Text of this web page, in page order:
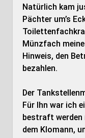
Natürlich kam
Pächter um’s
Münzfach
Hinweis, den
bezahlen.
Der
Für Ihn war ich
bestraft werden
dem Klomann,